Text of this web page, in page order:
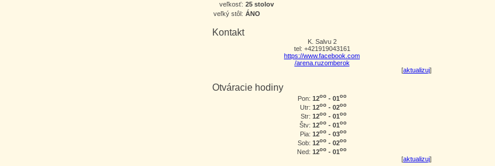
veľkosť: 25 stolov
veľký stôl: ÁNO
Kontakt
K. Salvu 2
tel: +421919043161
https://www.facebook.com
/arena.ruzomberok
[aktualizuj]
Otváracie hodiny
Pon: 12oo - 01oo
Utr: 12oo - 02oo
Str: 12oo - 01oo
Štv: 12oo - 01oo
Pia: 12oo - 03oo
Sob: 12oo - 02oo
Ned: 12oo - 01oo
[aktualizuj]